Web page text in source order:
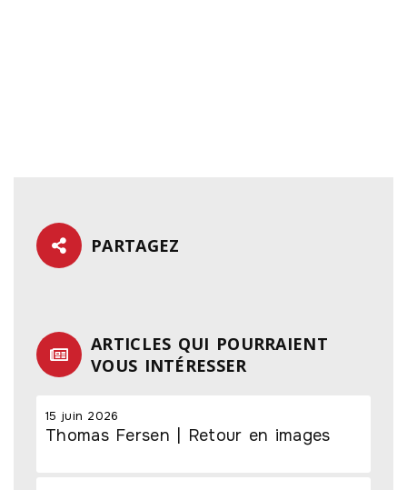
PARTAGEZ
ARTICLES QUI POURRAIENT
VOUS INTÉRESSER
15 juin 2026
Thomas Fersen | Retour en images